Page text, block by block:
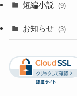
短編小説 (9)
お知らせ (3)